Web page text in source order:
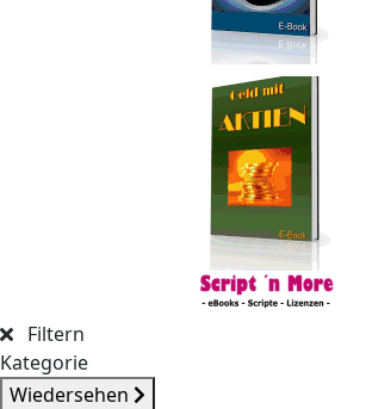
Filtern
Kategorie
Wiedersehen